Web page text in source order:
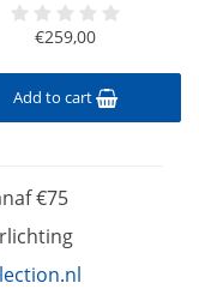
€259,00
Add to cart
€75